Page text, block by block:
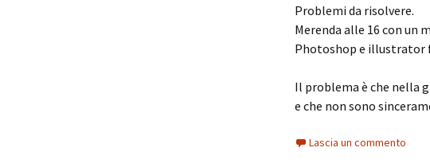
Problemi da risolvere.
Merenda alle 16 con un
Photoshop e illustrator
Il problema è che nella
e che non sono
Lascia un commento